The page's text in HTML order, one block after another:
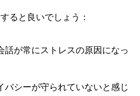
ると良いでしょう：
話が常にストレスの原因になっ
バシーが守られていないと感じ